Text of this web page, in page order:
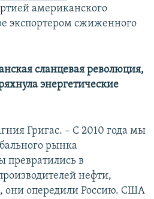
американского
экспортером сжиженного
сланцевая революция,
энергетические
Григас. – С 2010 года мы
рынка
превратились в
нефти,
они опередили Россию. США